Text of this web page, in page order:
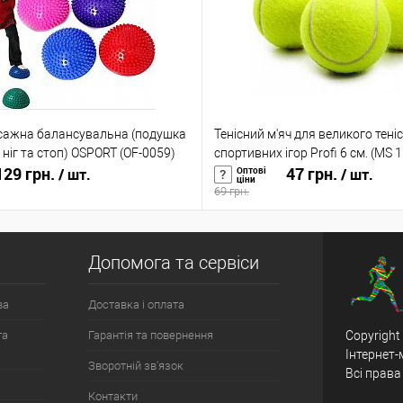
балансувальна (подушка
та стоп) OSPORT (OF-0059)
грн. / шт.
Тенісний м'яч для великого
спортивних ігор Profi 6 см. (MS
Оптові
ціни 47 грн. / шт.
69 грн.
Допомога та сервіси
Доставка і оплата
Гарантія та повернення
Зворотній зв'язок
Контакти
Copyright
Всі